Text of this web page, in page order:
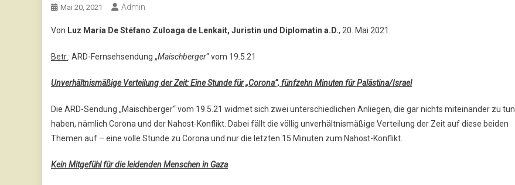
Mai 20, 2021 Admin
Von Luz María De Stéfano Zuloaga de Lenkait, Juristin und Diplomatin a.D., 20. Mai 2021
Betr.: ARD-Fernsehsendung „Maischberger“ vom 19.5.21
Unverhältnismäßige Verteilung der Zeit: Eine Stunde für „Corona“, fünfzehn Minuten für Palästina/Israel
Die ARD-Sendung „Maischberger“ vom 19.5.21 widmet sich zwei unterschiedlichen Anliegen, die gar nichts miteinander zu tun
haben, nämlich Corona und der Nahost-Konflikt. Dabei fällt die völlig unverhältnismäßige Verteilung der Zeit auf diese beiden
Themen auf – eine volle Stunde zu Corona und nur die letzten 15 Minuten zum Nahost-Konflikt.
Kein Mitgefühl für die leidenden Menschen in Gaza